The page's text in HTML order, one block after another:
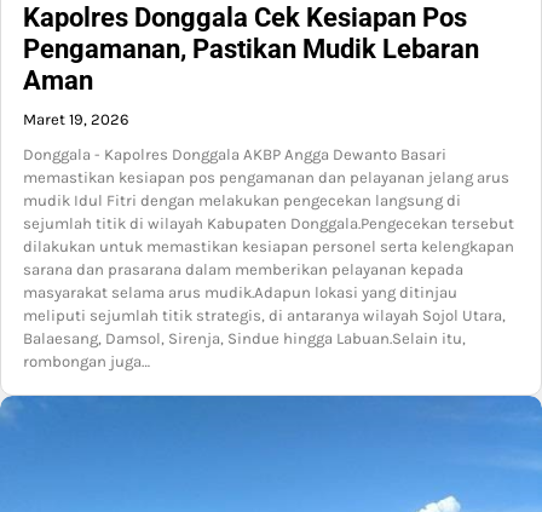
Kapolres Donggala Cek Kesiapan Pos
Pengamanan, Pastikan Mudik Lebaran
Aman
Maret 19, 2026
Donggala - Kapolres Donggala AKBP Angga Dewanto Basari
memastikan kesiapan pos pengamanan dan pelayanan jelang arus
mudik Idul Fitri dengan melakukan pengecekan langsung di
sejumlah titik di wilayah Kabupaten Donggala.Pengecekan tersebut
dilakukan untuk memastikan kesiapan personel serta kelengkapan
sarana dan prasarana dalam memberikan pelayanan kepada
masyarakat selama arus mudik.Adapun lokasi yang ditinjau
meliputi sejumlah titik strategis, di antaranya wilayah Sojol Utara,
Balaesang, Damsol, Sirenja, Sindue hingga Labuan.Selain itu,
rombongan juga…